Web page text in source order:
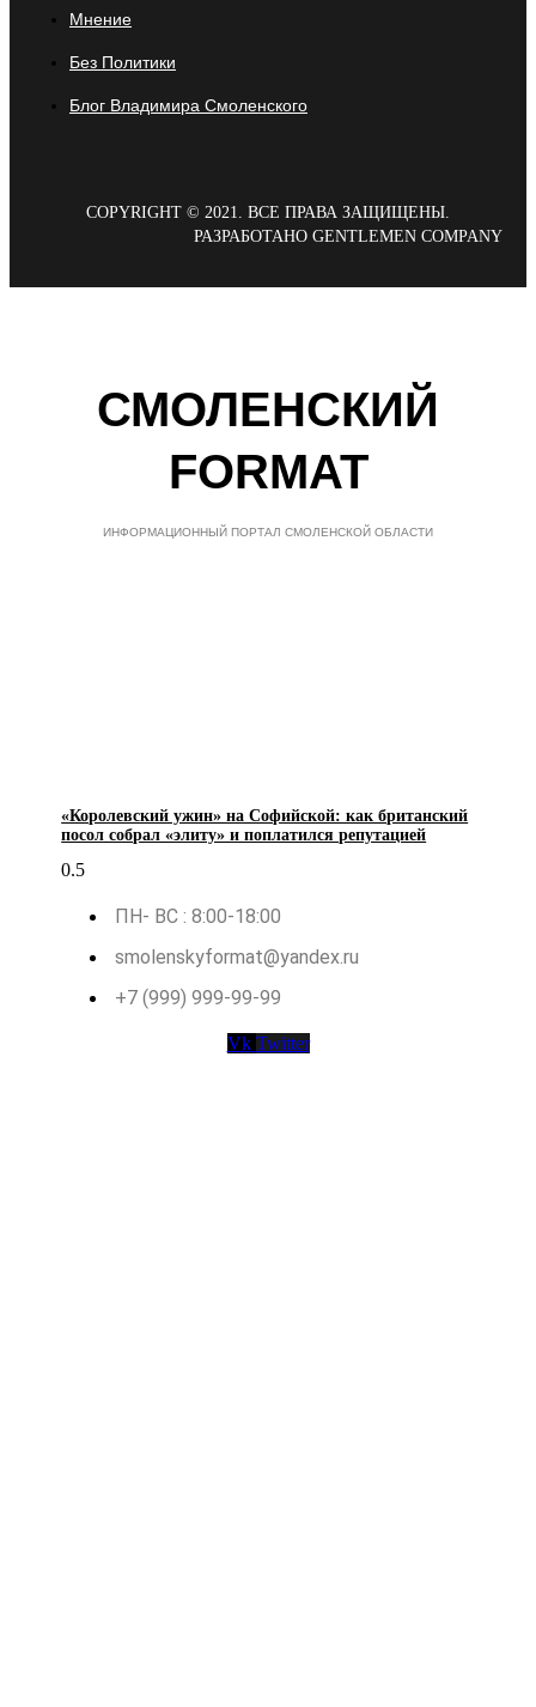
Мнение
Без Политики
Блог Владимира Смоленского
COPYRIGHT © 2021. ВСЕ ПРАВА ЗАЩИЩЕНЫ.
РАЗРАБОТАНО GENTLEMEN COMPANY
СМОЛЕНСКИЙ
FORMAT
ИНФОРМАЦИОННЫЙ ПОРТАЛ СМОЛЕНСКОЙ ОБЛАСТИ
«Королевский ужин» на Софийской: как британский
посол собрал «элиту» и поплатился репутацией
ПН- ВС : 8:00-18:00
smolenskyformat@yandex.ru
+7 (999) 999-99-99
Vk Twitter